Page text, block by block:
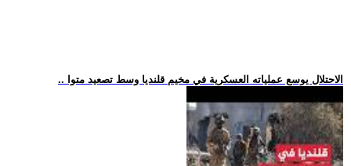
.. الاحتلال يوسع عملياته العسكرية في مخيم قلنديا وسط تصعيد متوا